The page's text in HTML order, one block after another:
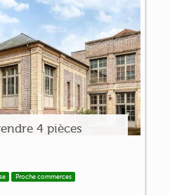
4 pièces
Proche commerces